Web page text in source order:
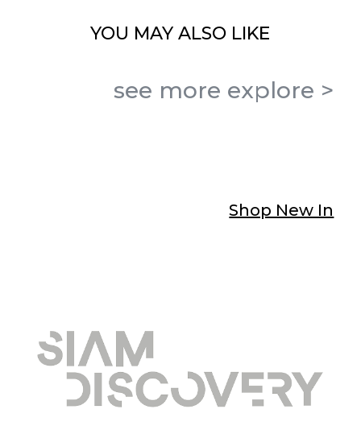
YOU MAYALSO LIKE
see more explore >
Shop New In